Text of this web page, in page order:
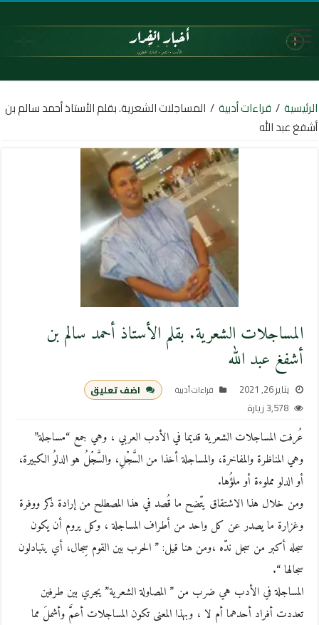
الرئيسية / قراءات أدبية / المساجلات الشعرية. بقلم الأستاذ أحمد سالم بن
أشفغ عبد الله
المساجلات الشعرية. بقلم الأستاذ أحمد سالم بن
أشفغ عبد الله
يناير 26, 2021 قراءات أدبية
اضف تعليق
3,578 زيارة
عُرفت المساجلات الشعرية قديما في الأدب العربي ، وهي جمع “مساجلة”
وهي المناظرة والمفاخرة، والمساجلة أخذا من السَّجْلِ، والسَّجْلُ هو الدلوُ الكبيرة،
أو الدلو مملوءة أو ملؤُها.
ومن خلال هذا الاشتقاق يتّضح ما قُصد في هذا المصطلح من إرادة ذكر ووفرة
وغزارة ما يصدر عن كل واحد من أطراف المساجلة ، وكل يروم أن يكون
سجله أكبر من سجل ندّه ،ومن هنا قيل: ” الحرب بين القوم سِجال، أي يتبادلون
سجالها “.
المساجلة في الأدب هي ضرب من ” المصاولة الشعرية” يجري بين طرفين
تعددت أفراد أحدهما أم لا ، وبهذا المعنى تكون المساجلات أعمَّ وأشملَ مما